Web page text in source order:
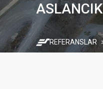
REFERANSLAR